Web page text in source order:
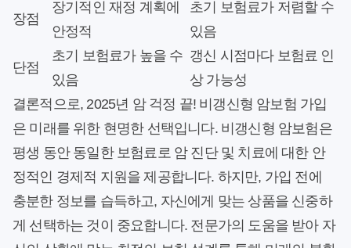
장점
장기적인 재정 계획에
안정적
초기 보험료가 저렴할 수
있음
단점
초기 보험료가 높을 수
있음
갱신 시점마다 보험료 인
상 가능성
결론적으로, 2025년 암 걱정 끝! 비갱신형 암보험 가입
은 미래를 위한 현명한 선택입니다. 비갱신형 암보험은
평생 동안 동일한 보험료로 암 진단 및 치료에 대한 안
정적인 경제적 지원을 제공합니다. 하지만, 가입 전에
충분한 정보를 습득하고, 자신에게 맞는 상품을 신중하
게 선택하는 것이 중요합니다. 전문가의 도움을 받아 자